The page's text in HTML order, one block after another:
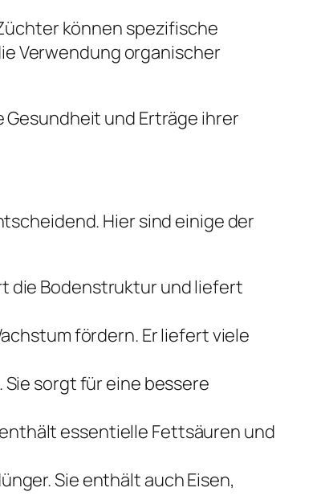
können spezifische
Verwendung organischer
und Erträge ihrer
Hier sind einige der
die Bodenstruktur und liefert
fördern. Er liefert viele
sorgt für eine bessere
essentielle Fettsäuren und
Sie enthält auch Eisen,